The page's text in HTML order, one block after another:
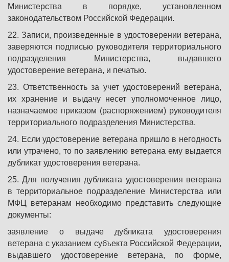
Министерства в порядке, установленном
законодательством Российской Федерации.
22. Записи, произведенные в удостоверении ветерана,
заверяются подписью руководителя территориального
подразделения Министерства, выдавшего
удостоверение ветерана, и печатью.
23. Ответственность за учет удостоверений ветерана,
их хранение и выдачу несет уполномоченное лицо,
назначаемое приказом (распоряжением) руководителя
территориального подразделения Министерства.
24. Если удостоверение ветерана пришло в негодность
или утрачено, то по заявлению ветерана ему выдается
дубликат удостоверения ветерана.
25. Для получения дубликата удостоверения ветерана
в территориальное подразделение Министерства или
МФЦ ветеранам необходимо представить следующие
документы:
заявление о выдаче дубликата удостоверения
ветерана с указанием субъекта Российской Федерации,
выдавшего удостоверение ветерана, по форме,